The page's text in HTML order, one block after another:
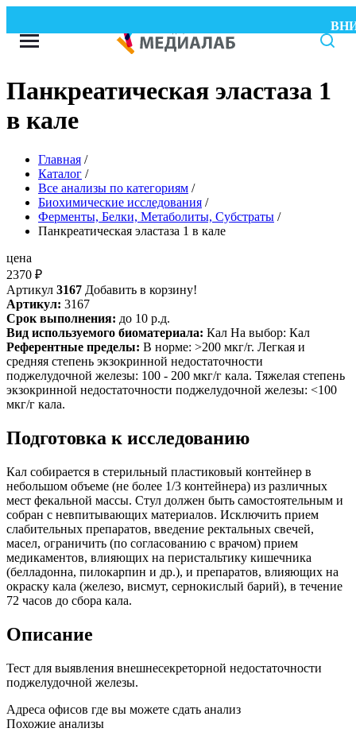
Панкреатическая эластаза 1
в кале
Главная /
Каталог /
Все анализы по категориям /
Биохимические исследования /
Ферменты, Белки, Метаболиты, Субстраты /
Панкреатическая эластаза 1 в кале
цена
2370 ₽
Артикул 3167 Добавить в корзину!
Артикул: 3167
Срок выполнения: до 10 р.д.
Вид используемого биоматериала: Кал На выбор: Кал
Референтные пределы: В норме: >200 мкг/г. Легкая и
средняя степень экзокринной недостаточности
поджелудочной железы: 100 - 200 мкг/г кала. Тяжелая степень
экзокринной недостаточности поджелудочной железы: <100
мкг/г кала.
Подготовка к исследованию
Кал собирается в стерильный пластиковый контейнер в
небольшом объеме (не более 1/3 контейнера) из различных
мест фекальной массы. Стул должен быть самостоятельным и
собран с невпитывающих материалов. Исключить прием
слабительных препаратов, введение ректальных свечей,
масел, ограничить (по согласованию с врачом) прием
медикаментов, влияющих на перистальтику кишечника
(белладонна, пилокарпин и др.), и препаратов, влияющих на
окраску кала (железо, висмут, сернокислый барий), в течение
72 часов до сбора кала.
Описание
Тест для выявления внешнесекреторной недостаточности
поджелудочной железы.
Адреса офисов где вы можете сдать анализ
Похожие анализы